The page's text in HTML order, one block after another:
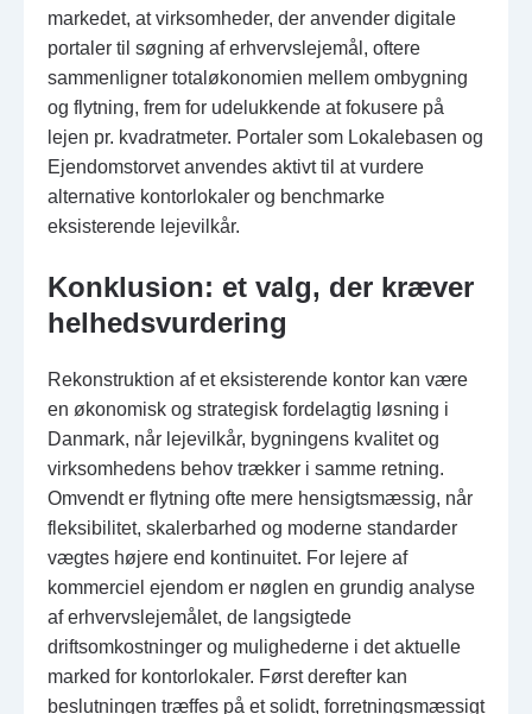
markedet, at virksomheder, der anvender digitale
portaler til søgning af erhvervslejemål, oftere
sammenligner totaløkonomien mellem ombygning
og flytning, frem for udelukkende at fokusere på
lejen pr. kvadratmeter. Portaler som Lokalebasen og
Ejendomstorvet anvendes aktivt til at vurdere
alternative kontorlokaler og benchmarke
eksisterende lejevilkår.
Konklusion: et valg, der kræver
helhedsvurdering
Rekonstruktion af et eksisterende kontor kan være
en økonomisk og strategisk fordelagtig løsning i
Danmark, når lejevilkår, bygningens kvalitet og
virksomhedens behov trækker i samme retning.
Omvendt er flytning ofte mere hensigtsmæssig, når
fleksibilitet, skalerbarhed og moderne standarder
vægtes højere end kontinuitet. For lejere af
kommerciel ejendom er nøglen en grundig analyse
af erhvervslejemålet, de langsigtede
driftsomkostninger og mulighederne i det aktuelle
marked for kontorlokaler. Først derefter kan
beslutningen træffes på et solidt, forretningsmæssigt